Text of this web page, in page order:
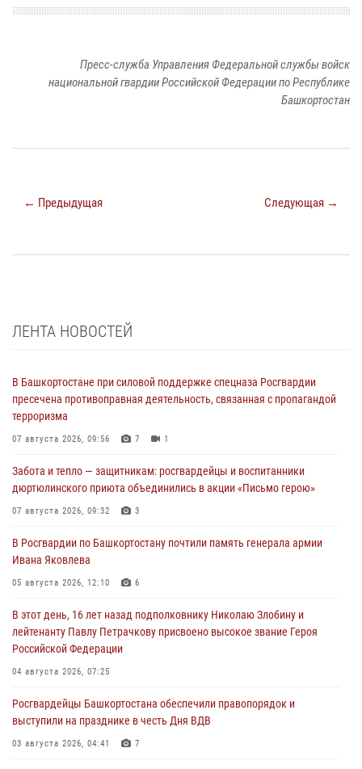
Пресс-служба Управления Федеральной службы войск
национальной гвардии Российской Федерации по Республике
Башкортостан
← Предыдущая Следующая →
ЛЕНТА НОВОСТЕЙ
В Башкортостане при силовой поддержке спецназа Росгвардии
пресечена противоправная деятельность, связанная с пропагандой
терроризма
07 августа 2026, 09:56 7 1
Забота и тепло — защитникам: росгвардейцы и воспитанники
дюртюлинского приюта объединились в акции «Письмо герою»
07 августа 2026, 09:32 3
В Росгвардии по Башкортостану почтили память генерала армии
Ивана Яковлева
05 августа 2026, 12:10 6
В этот день, 16 лет назад подполковнику Николаю Злобину и
лейтенанту Павлу Петрачкову присвоено высокое звание Героя
Российской Федерации
04 августа 2026, 07:25
Росгвардейцы Башкортостана обеспечили правопорядок и
выступили на празднике в честь Дня ВДВ
03 августа 2026, 04:41 7